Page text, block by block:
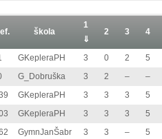
škola
1
⇓
2 3 4
GKepleraPH 3 0 2 5
G_Dobruška 3 2 – –
GKepleraPH 3 3 3 5
GKepleraPH 3 3 3 5
GymnJanŠabr 3 3 – 5